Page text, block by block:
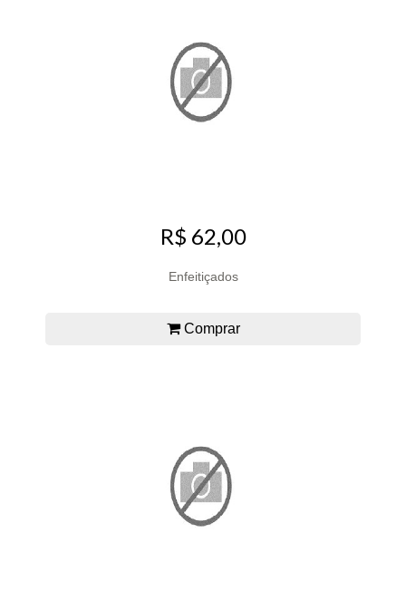
R$ 62,00
Enfeitiçados
Comprar